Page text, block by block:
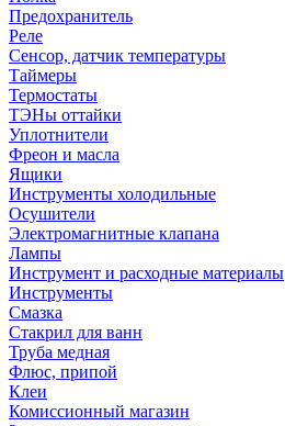
Предохранитель
Реле
Сенсор, датчик температуры
Таймеры
Термостаты
ТЭНы оттайки
Уплотнители
Фреон и масла
Ящики
Инструменты холодильные
Осушители
Электромагнитные клапана
Лампы
Инструмент и расходные материалы
Инструменты
Смазка
Стакрил для ванн
Труба медная
Флюс, припой
Клеи
Комиссионный магазин